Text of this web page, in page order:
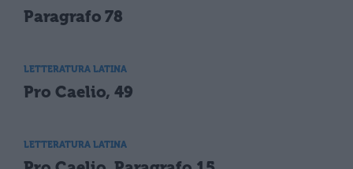
Paragrafo 78
LETTERATURA LATINA
Pro Caelio, 49
LETTERATURA LATINA